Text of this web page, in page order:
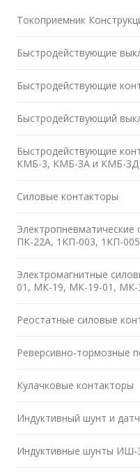
Токоприемник
Быстродействующие
Быстродействующие
Быстродействующий
Быстродействующие
КМБ-3, КМБ-ЗА и КМБ-ЗД
Силовые контакторы
ПК-22А, 1КП-003, 1КП-005
Электромагнитные
01, МК-19, МК-19-01,
Реостатные силовые
Реверсивно-тормозные
Кулачковые контакторы
Индуктивный шунт и
Индуктивные шунты